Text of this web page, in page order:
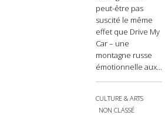
peut-être pas
suscité le même
effet que Drive My
Car – une
montagne russe
émotionnelle aux...
CULTURE & ARTS
NON CLASSÉ